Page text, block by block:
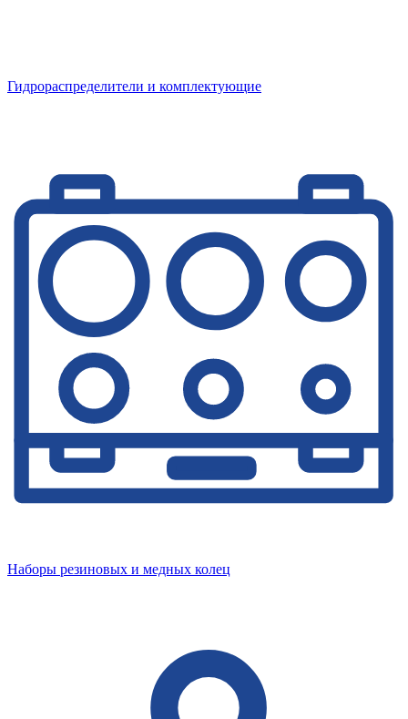
Гидрораспределители и комплектующие
Наборы резиновых и медных колец